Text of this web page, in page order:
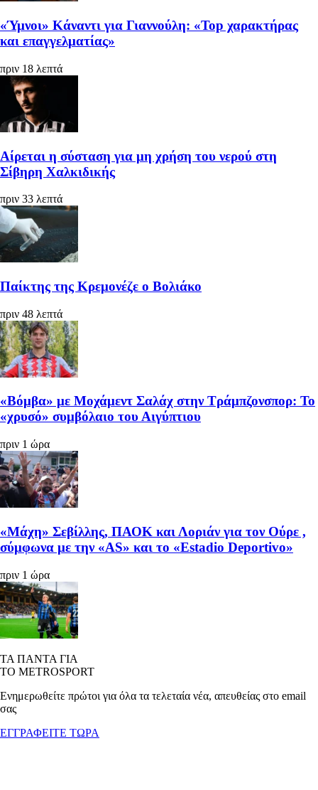
«Ύμνοι» Κάναντι για Γιαννούλη: «Top χαρακτήρας
και επαγγελματίας»
πριν 18 λεπτά
Αίρεται η σύσταση για μη χρήση του νερού στη
Σίβηρη Χαλκιδικής
πριν 33 λεπτά
Παίκτης της Κρεμονέζε ο Βολιάκο
πριν 48 λεπτά
«Βόμβα» με Μοχάμεντ Σαλάχ στην Τράμπζονσπορ: Το
«χρυσό» συμβόλαιο του Αιγύπτιου
πριν 1 ώρα
«Μάχη» Σεβίλλης, ΠΑΟΚ και Λοριάν για τον Ούρε ,
σύμφωνα με την «AS» και το «Estadio Deportivo»
πριν 1 ώρα
ΤΑ ΠΑΝΤΑ ΓΙΑ
ΤΟ METROSPORT
Ενημερωθείτε πρώτοι για όλα τα τελεταία νέα, απευθείας στο email
σας
ΕΓΓΡΑΦΕΙΤΕ ΤΩΡΑ